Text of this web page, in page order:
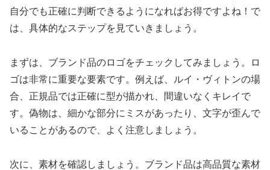
自分でも正確に判断できるようになればお得ですよね！で
は、具体的なステップを見ていきましょう。
まずは、ブランド品のロゴをチェックしてみましょう。ロ
ゴは非常に重要な要素です。例えば、ルイ・ヴィトンの場
合、正規品では正確に型が描かれ、間違いなくキレイで
す。偽物は、細かな部分にミスがあったり、文字が歪んで
いることがあるので、よく注意しましょう。
次に、素材を確認しましょう。ブランド品は高品質な素材